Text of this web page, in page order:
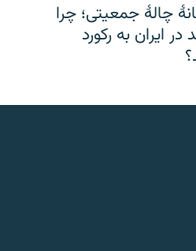
چالهٔ جمعیتی؛ چرا
ایران به رکورد